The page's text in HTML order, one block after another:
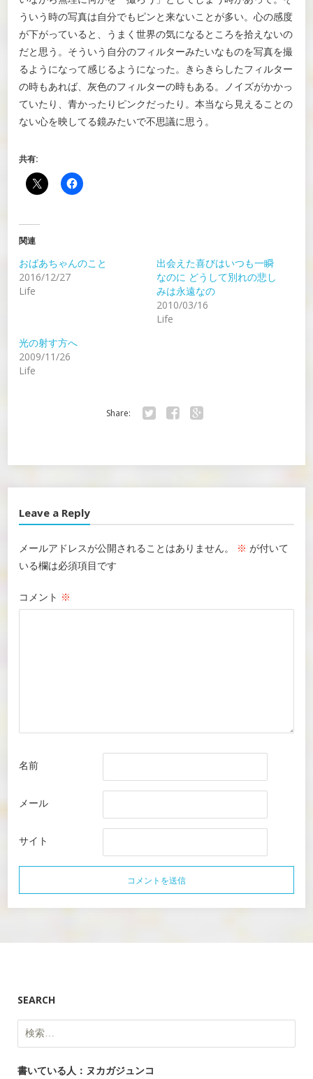
ういう時の写真は自分でもピンと来ないことが多い。心の感度
が下がっていると、うまく世界の気になるところを拾えないの
だと思う。そういう自分のフィルターみたいなものを写真を撮
るようになって感じるようになった。きらきらしたフィルター
の時もあれば、灰色のフィルターの時もある。ノイズがかかっ
ていたり、青かったりピンクだったり。本当なら見えることの
ない心を映してる鏡みたいで不思議に思う。
共有:
関連
おばあちゃんのこと
2016/12/27
Life
出会えた喜びはいつも一瞬
なのに どうして別れの悲し
みは永遠なの
2010/03/16
Life
光の射す方へ
2009/11/26
Life
Share:
Leave a Reply
メールアドレスが公開されることはありません。 ※ が付いて
いる欄は必須項目です
コメント ※
名前
メール
サイト
SEARCH
索:
書いている人：ヌカガジュンコ